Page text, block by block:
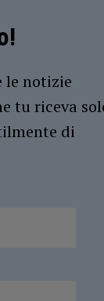
le notizie
tu riceva
di